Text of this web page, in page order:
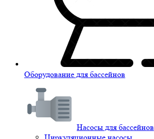
Оборудование для бассейнов
Насосы для бассейнов